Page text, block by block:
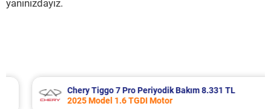
yanınızdayız.
Chery Tiggo 7 Pro Periyodik Bakım 8.331 TL
2025 Model 1.6 TGDI Motor